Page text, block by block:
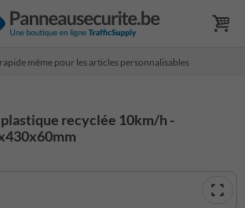
même pour les articles personnalisables
recyclée 10km/h -